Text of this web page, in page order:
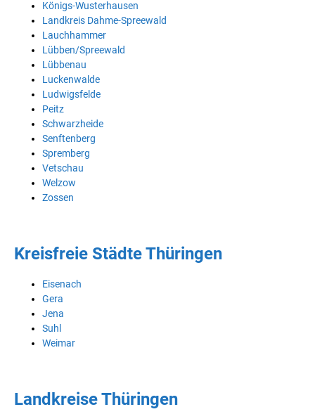
Königs-Wusterhausen
Landkreis Dahme-Spreewald
Lauchhammer
Lübben/Spreewald
Lübbenau
Luckenwalde
Ludwigsfelde
Peitz
Schwarzheide
Senftenberg
Spremberg
Vetschau
Welzow
Zossen
Kreisfreie Städte Thüringen
Eisenach
Gera
Jena
Suhl
Weimar
Landkreise Thüringen